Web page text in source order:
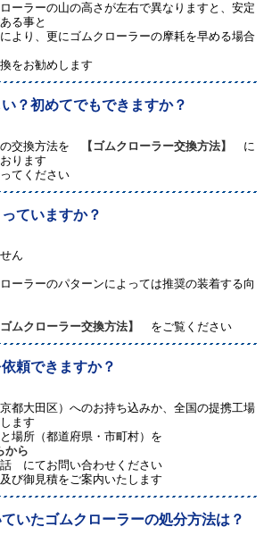
ーラーの山の高さが左右で異なりますと、安定
る事と
より、更にゴムクローラーの摩耗を早める場合
をお勧めします
？初めてでもできますか？
交換方法を 【ゴムクローラー交換方法】
に
ります
てください
ていますか？
ん
ーラーのパターンによっては推奨の装着する向
ゴムクローラー交換方法】 をご覧ください
頼できますか？
都大田区）へのお持ち込みか、全国の提携工場
ます
場所（都道府県・市町村）を
から
にてお問い合わせください
び御見積をご案内いたします
いたゴムクローラーの処分方法は？